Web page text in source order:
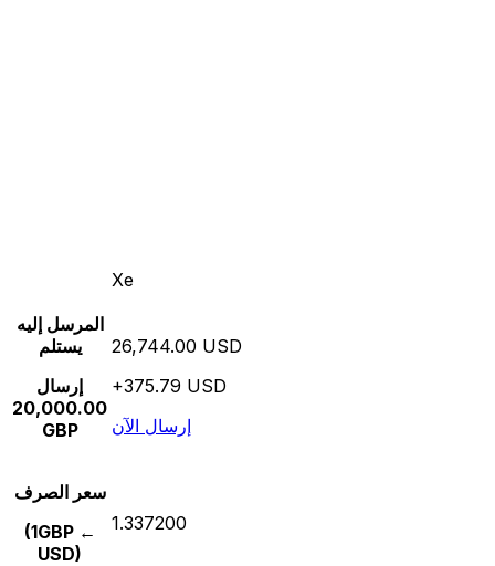
Xe
المرسل إليه
يستلم
إرسال
20,000.00
GBP
26,744.00 USD
+375.79 USD
إرسال الآن
سعر الصرف
(1GBP ←
USD)
1.337200